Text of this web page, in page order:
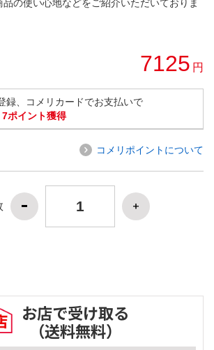
の使い心地などをご紹介いただいておりま
7125 円
録、コメリカードでお支払いで
7ポイント獲得
コメリポイントについて
お店で受け取る
（送料無料）